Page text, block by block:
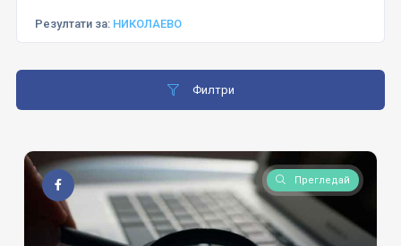
Резултати за: НИКОЛАЕВО
Филтри
Прегледай